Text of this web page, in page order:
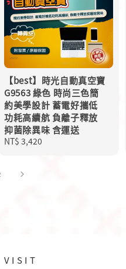
【best】時光自動真空寶
G9563 綠色 時尚三色簡
約美學設計 蓄電好攜低
功耗高續航 負離子釋放
抑菌除異味 含運送
Regular
NT$ 3,420
VISIT